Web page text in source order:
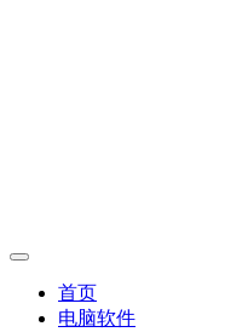
首页
电脑软件